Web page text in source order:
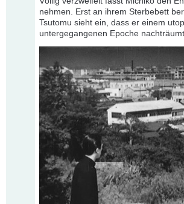
nehmen. Erst an ihrem Sterbebett
Tsutomu sieht ein, dass er einem
untergegangenen Epoche